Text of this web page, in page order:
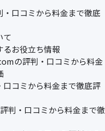
・口コミから料金まで徹底
て
るお役立ち情報
の評判・口コミから料金
口コミから料金まで徹底評
判・口コミから料金まで徹